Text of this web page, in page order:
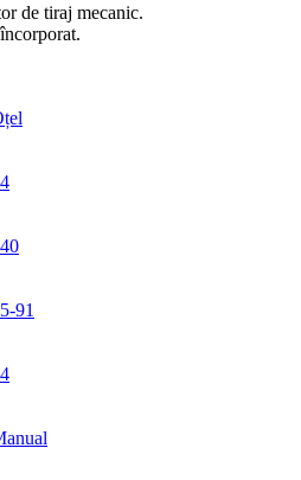
de tiraj mecanic.
91